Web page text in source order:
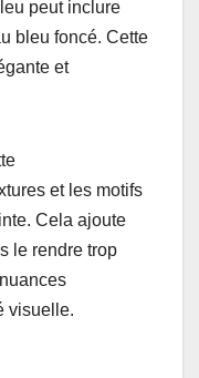
peut inclure
bleu foncé. Cette
et
et les motifs
Cela ajoute
le rendre trop
visuelle.